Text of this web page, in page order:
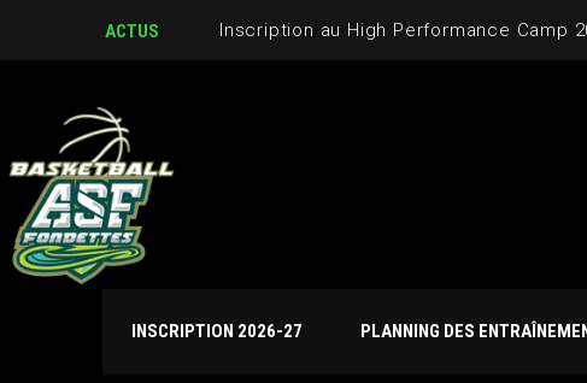
ACTUS
INSCRIPTION 2026-27 PLANNING DES